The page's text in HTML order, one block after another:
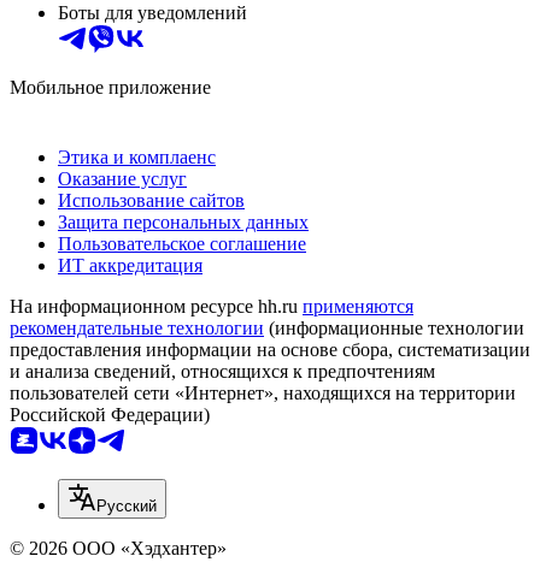
Боты для уведомлений
Мобильное приложение
Этика и комплаенс
Оказание услуг
Использование сайтов
Защита персональных данных
Пользовательское соглашение
ИТ аккредитация
На информационном ресурсе hh.ru применяются
рекомендательные технологии (информационные технологии
предоставления информации на основе сбора, систематизации
и анализа сведений, относящихся к предпочтениям
пользователей сети «Интернет», находящихся на территории
Российской Федерации)
Русский
© 2026 ООО «Хэдхантер»